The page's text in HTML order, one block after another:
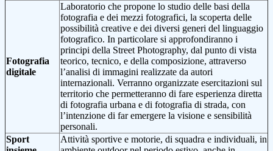
Fotografia
digitale
Laboratorio che propone lo studio delle basi della
fotografia e dei mezzi fotografici, la scoperta delle
possibilità creative e dei diversi generi del linguaggio
fotografico. In particolare si approfondiranno i
principi della Street Photography, dal punto di vista
teorico, tecnico, e della composizione, attraverso
l’analisi di immagini realizzate da autori
internazionali. Verranno organizzate esercitazioni sul
territorio che permetteranno di fare esperienza diretta
di fotografia urbana e di fotografia di strada, con
l’intenzione di far emergere la visione e sensibilità
personali.
Sport
Attività sportive e motorie, di squadra e individuali, in